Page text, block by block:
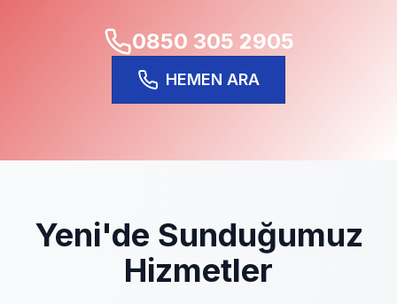
0850 305 2905
HEMEN ARA
Yeni'de Sunduğumuz
Hizmetler